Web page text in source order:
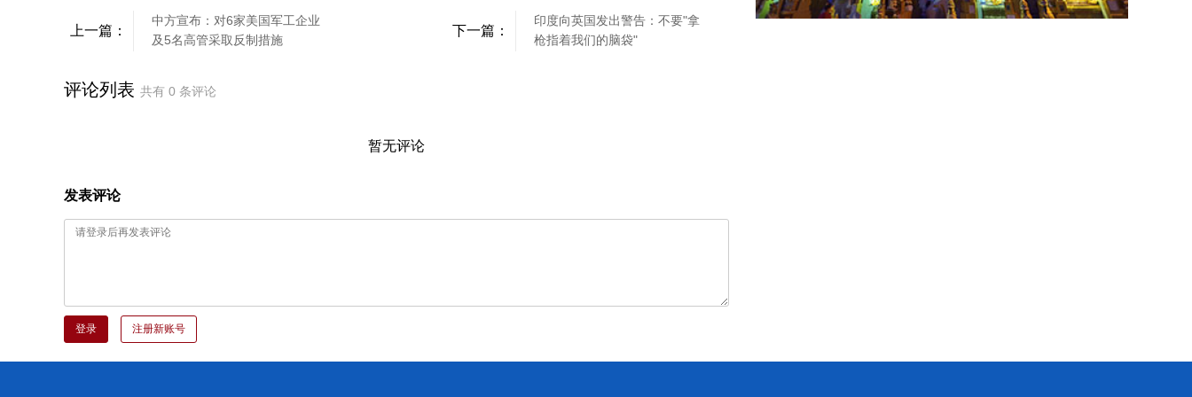
上一篇：
中方宣布：对6家美国军工企业
及5名高管采取反制措施
下一篇：
印度向英国发出警告：不要"拿
枪指着我们的脑袋"
评论列表 共有 0 条评论
暂无评论
发表评论
登录 注册新账号